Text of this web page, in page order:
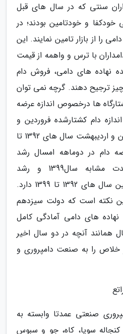
سنتی که در سال های قبل
و خودتامین بودند؛ در
را از بازار تامین نمایند. این
با ترس و واهمه از قیمت
نهاده های دامی، فروش دام
ترجیح دهند. گرچه نمی توان
ها درخصوص اندازه عرضه
دام کشتارشده فروردین و
اردیبهشت امسال با فروردین و اردیبهشت سال های 1392 تا
دام در دوماهه امسال رشد
52درصدی نسبت به مدت مشابه سال1399 و رشد
72درصدی نسبت به میانگین سال های 1392 تا 1399 دارد.
نکته است که دولت سیزدهم
نهاده های دامی آمادگی کامل
همانند آنچه در دو سال اخیر
خلاص را به صنعت دامپروری و
صنعتی عمدتا وابسته به
سویا، کاه، جو و سبوس